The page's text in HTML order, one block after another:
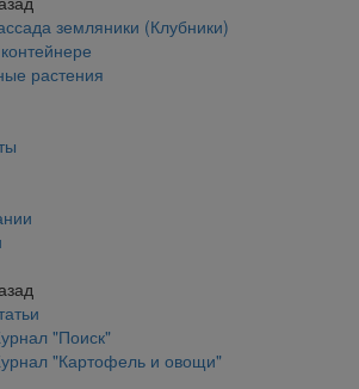
земляники (Клубники)
растения
"Поиск"
"Картофель и овощи"